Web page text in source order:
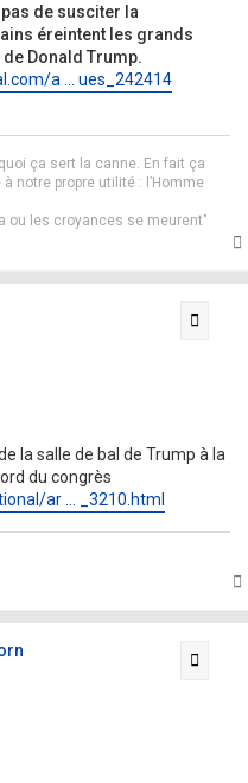
pas de susciter la
éreintent les grands
Donald Trump.
a ... ues_242414
ça sert la canne. En fait ça
notre propre utilité : l’Homme
ou les croyances se meurent"
la salle de bal de Trump à la
du congrès
ar ... _3210.html